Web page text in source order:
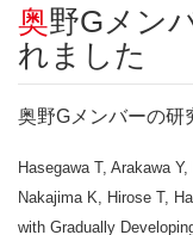
奥野Gメンバーの研究論文が発表さ
れました
奥野Gメンバーの研
Hasegawa T, Arakawa
Nakajima K, Hirose T,
with Gradually